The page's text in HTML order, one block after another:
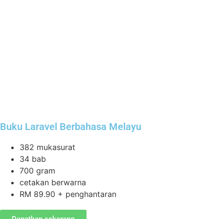
Buku Laravel Berbahasa Melayu
382 mukasurat
34 bab
700 gram
cetakan berwarna
RM 89.90 + penghantaran